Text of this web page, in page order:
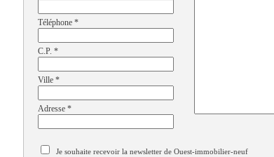
Téléphone *
C.P. *
Ville *
Adresse *
Je souhaite recevoir la newsletter de Ouest-immobilier-neuf